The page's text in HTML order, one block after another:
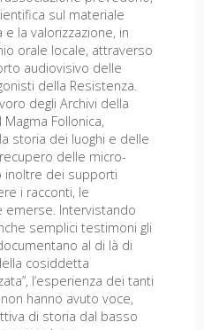
sul materiale
la valorizzazione, in
orale locale, attraverso
audiovisivo delle
della Resistenza.
degli Archivi della
Follonica,
storia dei luoghi e delle
delle micro-
inoltre dei supporti
i racconti, le
Intervistando
semplici testimoni gli
al di là di
cosiddetta
l’esperienza dei tanti
hanno avuto voce,
di storia dal basso